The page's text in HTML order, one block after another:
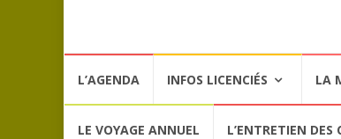
contenu
L’AGENDA INFOS LICENCIÉS LA
LE VOYAGE ANNUEL L’ENTRETIEN DES